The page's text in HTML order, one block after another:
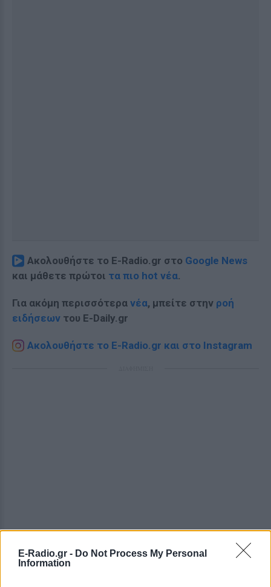
E-Radio.gr - Do Not Process My Personal
Information
Ακολουθήστε το E-Radio.gr στο Google News
και μάθετε πρώτοι τα πιο hot νέα.
Για ακόμη περισσότερα νέα, μπείτε στην ροή
ειδήσεων του E-Daily.gr
Ακολουθήστε το E-Radio.gr και στο Instagram